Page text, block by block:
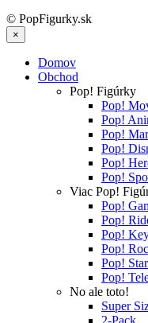
© PopFigurky.sk
×
Domov
Obchod
Pop! Figúrky
Pop!
Pop!
Pop!
Pop!
Pop!
Pop!
Viac Pop!
Pop!
Pop!
Pop!
Pop!
Pop!
Pop!
No ale toto!
Super